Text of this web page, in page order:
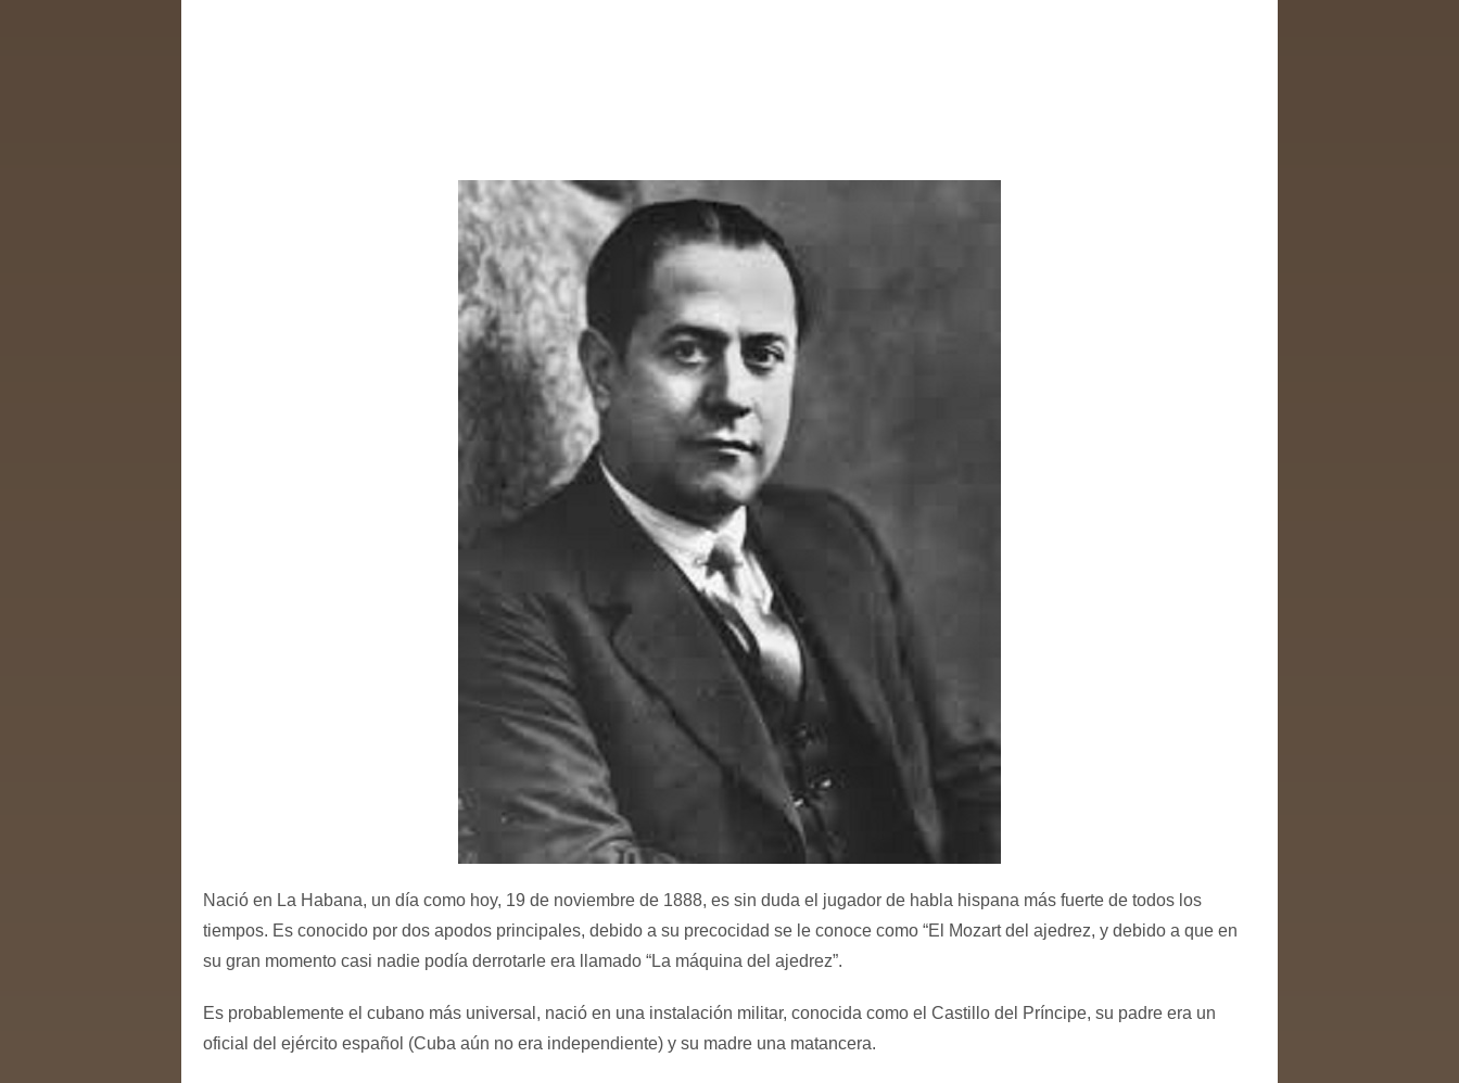
Nació en La Habana, un día como hoy, 19 de noviembre de 1888, es sin duda el jugador de habla hispana más fuerte de todos los
tiempos. Es conocido por dos apodos principales, debido a su precocidad se le conoce como “El Mozart del ajedrez, y debido a que en
su gran momento casi nadie podía derrotarle era llamado “La máquina del ajedrez”.
Es probablemente el cubano más universal, nació en una instalación militar, conocida como el Castillo del Príncipe, su padre era un
oficial del ejército español (Cuba aún no era independiente) y su madre una matancera.